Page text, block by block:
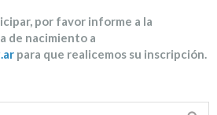
por favor informe a la
de nacimiento a
para que realicemos su inscripción.